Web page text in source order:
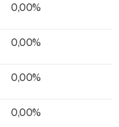
0,00%
0,00%
0,00%
0,00%